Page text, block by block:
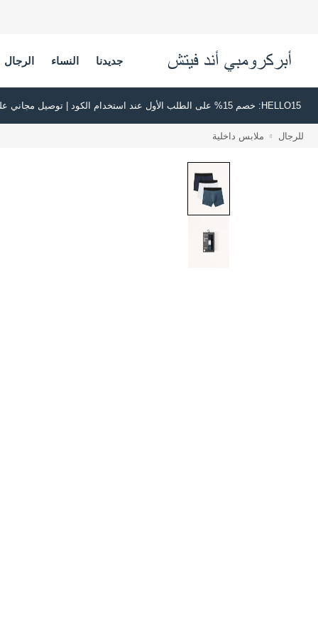
جديدنا النساء الرجال
HELLO15: خصم 15% على الطلب الأول عند استخدام الكود | توصيل مجاني على جميع الطلبات بقيمة 500 ريال سعودي أو أكثر | اشترِ الآن وادفع لاحقًا عبر تابي وتمارا
للرجال ملابس داخلية